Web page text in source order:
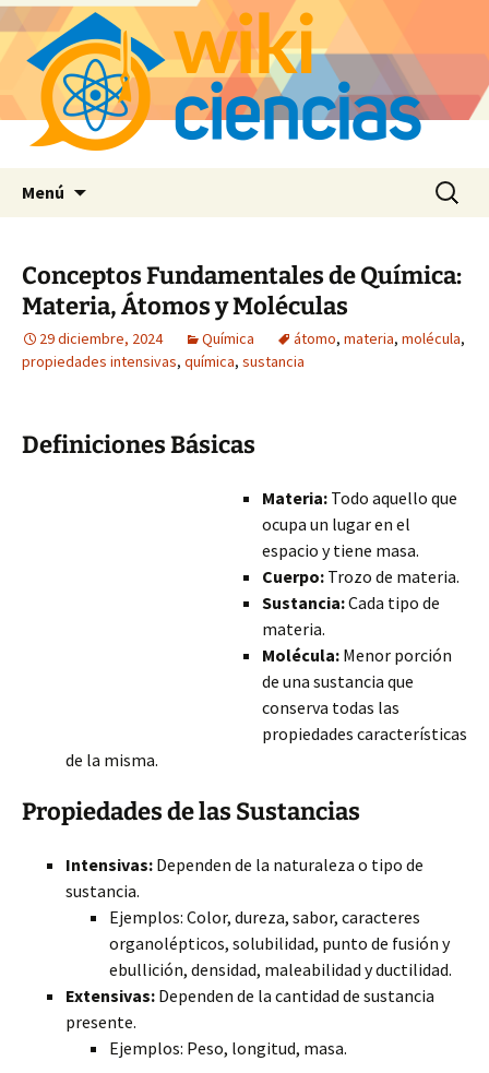
Menú Buscar:
Conceptos Fundamentales de Química:
Materia, Átomos y Moléculas
29 diciembre, 2024 Química átomo, materia, molécula,
propiedades intensivas, química, sustancia
Definiciones Básicas
Materia: Todo aquello que
ocupa un lugar en el
espacio y tiene masa.
Cuerpo: Trozo de materia.
Sustancia:Cada tipo de
materia.
Molécula: Menor porción
de una sustancia que
conserva todas las
propiedades características
de la misma.
Propiedades de las Sustancias
Intensivas: Dependen de la naturaleza o tipo de
sustancia.
Ejemplos: Color, dureza, sabor, caracteres
organolépticos, solubilidad, punto de fusión y
ebullición, densidad, maleabilidad y ductilidad.
Extensivas: Dependen de la cantidad de sustancia
presente.
Ejemplos: Peso, longitud, masa.